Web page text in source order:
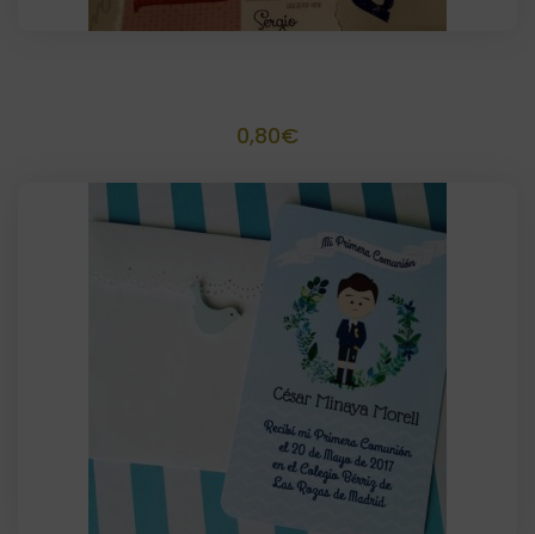
0,80€